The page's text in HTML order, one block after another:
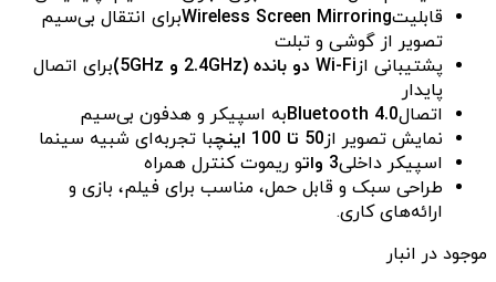
قابلیتWireless Screen Mirroringبرای انتقال بی‌سیم
تصویر از گوشی و تبلت
پشتیبانی ازWi-Fi دو بانده (2.4GHz و 5GHz)
برای اتصال
پایدار
اتصالBluetooth 4.0به اسپیکر و هدفون بی‌سیم
نمایش تصویر از50 تا 100 اینچ
با تجربه‌ای شبیه سینما
اسپیکر داخلی3 وات
و ریموت کنترل همراه
طراحی سبک و قابل حمل، مناسب برای فیلم، بازی و
ارائه‌های کاری.
موجود در انبار